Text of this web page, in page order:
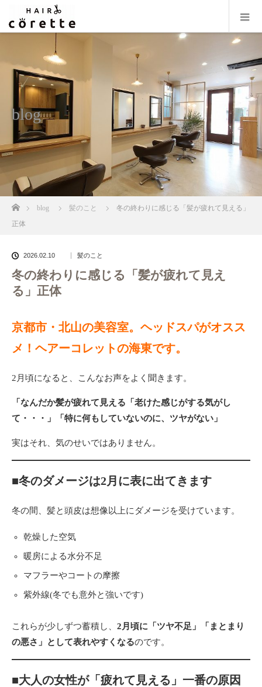
blog
ホームblog 髪のこと
冬の終わりに感じる「髪が疲れて見える」
正体
2026.02.10 髪のこと
冬の終わりに感じる「髪が疲れて見え
る」正体
京都市・北山の美容室。ヘッドスパがオスス
メ！ヘアーコレットの海東です。
2月頃になると、こんなお声をよく聞きます。
「なんだか髪が疲れて見える「老けた感じがする気がし
て・・・」「特に何もしていないのに、ツヤがない」
実はそれ、気のせいではありません。
■冬のダメージは2月に表に出てきます
冬の間、髪と頭皮は想像以上にダメージを受けています。
乾燥した空気
暖房による水分不足
マフラーやコートの摩擦
紫外線(冬でも意外と強いです)
これらが少しずつ蓄積し、 2月頃に「ツヤ不足」「まとまり
の悪さ」として表れやすくなるのです。
■大人の女性が「疲れて見える」一番の原因